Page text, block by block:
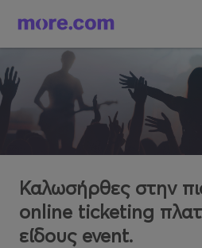
Καλωσήρθες στην
online ticketing
είδους event.